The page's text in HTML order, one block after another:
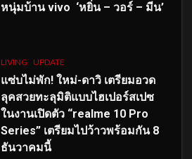
หนุ่มบ้าน vivo ‘หยิ่น – วอร์ – มีน’
LIVING UPDATE
แซ่บไม่พัก! ใหม่-ดาวิ เตรียมอวด
ลุคสวยทะลุมิติแบบไฮเปอร์สเปซ
ในงานเปิดตัว “realme 10 Pro
Series” เตรียมไปว้าวพร้อมกัน 8
ธันวาคมนี้